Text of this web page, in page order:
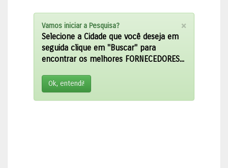
×
Vamos iniciar a Pesquisa?
Selecione a Cidade que você deseja em
seguida clique em "Buscar" para
encontrar os melhores FORNECEDORES...
Ok, entendi!